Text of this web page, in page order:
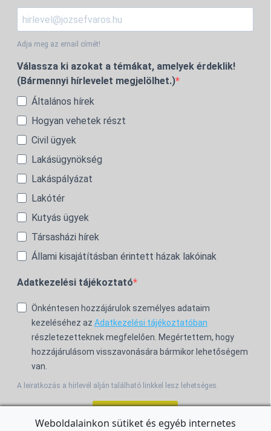
Adja meg az email címét!
Válassza ki azokat a témákat, amelyek érdeklik!
(Bármennyi hírlevelet megjelölhet.)
Általános hírek
Hogyan vehetek részt
Civil ügyek
Lakásügynökség
Lakáspályázat
Lakótér
Kutyás ügyek
Társasházi hírek
Állami kisajátításban érintett házak lakóinak
Adatkezelési tájékoztató
Önkéntesen hozzájárulok személyes adataim
kezeléséhez az Adatkezelési tájékoztatóban
részletezetteknek megfelelően. Megértettem, hogy
hozzájárulásom visszavonására bármikor lehetőségem
van.
A leiratkozás a hírlevél alján található linkkel lesz lehetséges.
Weboldalainkon sütiket és egyéb internetes